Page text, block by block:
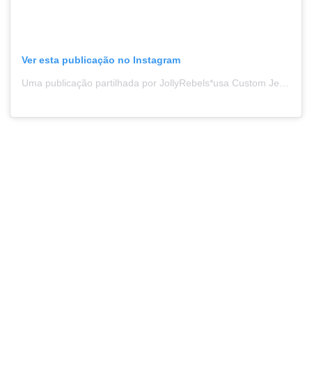
Ver esta publicação no Instagram